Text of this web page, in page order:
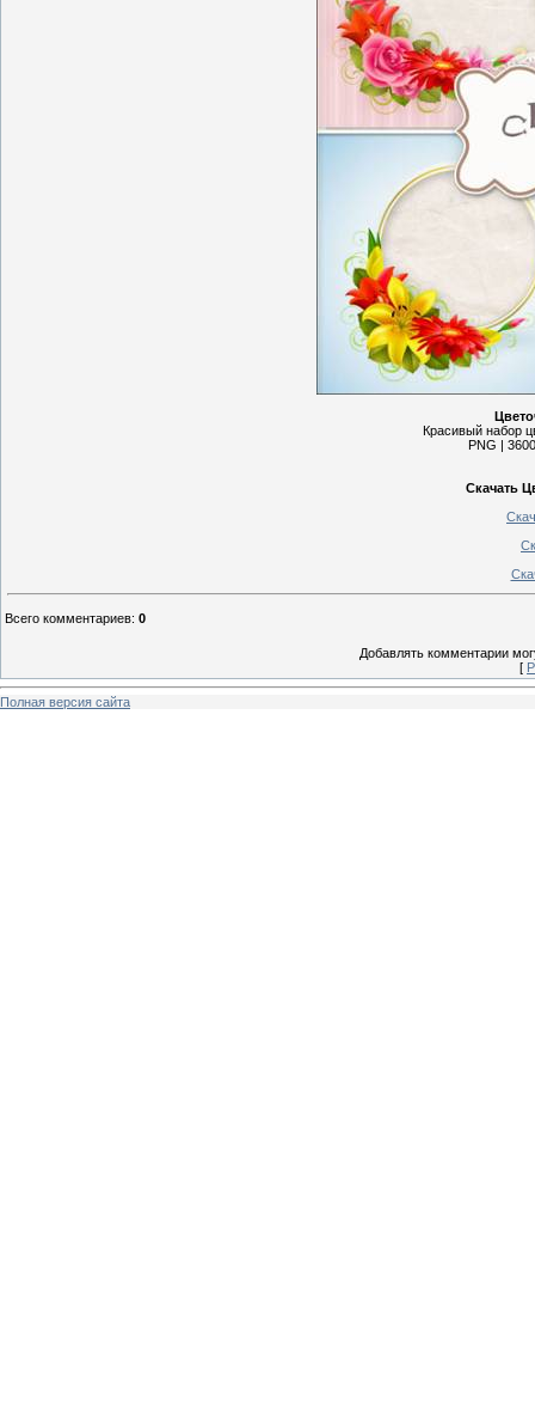
Красивый набор
PNG |
Скачать
Всего комментариев: 0
Добавлять комментарии
[
Полная версия сайта